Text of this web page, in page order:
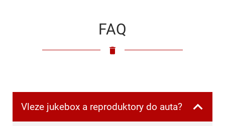
FAQ
Vleze jukebox a reproduktory do auta?